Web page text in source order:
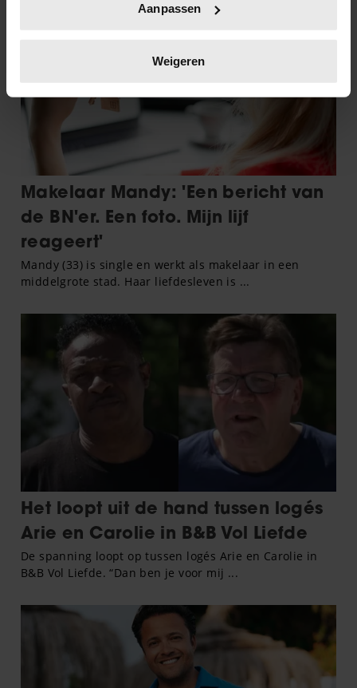
scannen op specifieke eigenschappen (fingerprinting)
verwerkt en stel uw voorkeuren in het
intrekken in de Cookieverklaring.
We gebruiken cookies om content en advertenties te
personaliseren, om functies voor social media te bieden
en om ons websiteverkeer te analyseren. Ook delen we
informatie over uw gebruik van onze site met onze
partners voor social media, adverteren en analyse. Deze
partners kunnen deze gegevens combineren met andere
informatie die u aan ze heeft verstrekt of die ze hebben
verzameld op basis van uw gebruik van hun services. U
gaat akkoord met onze cookies als u onze website blijft
Aanpassen
Weigeren